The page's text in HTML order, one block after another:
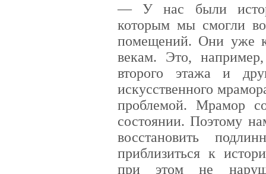
— У нас были
которым мы смогли
помещений. Они уже
векам. Это,
второго этажа и
искусственного
проблемой. Мрамор
состоянии. Поэтому
восстановить
приблизиться к
при этом не